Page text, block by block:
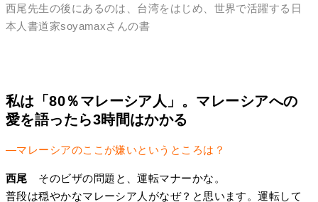
西尾先生の後にあるのは、台湾をはじめ、世界で活躍する日
本人書道家soyamaxさんの書
私は「80％マレーシア人」。マレーシアへの
愛を語ったら3時間はかかる
―マレーシアのここが嫌いというところは？
西尾 そのビザの問題と、運転マナーかな。
普段は穏やかなマレーシア人がなぜ？と思います。運転して